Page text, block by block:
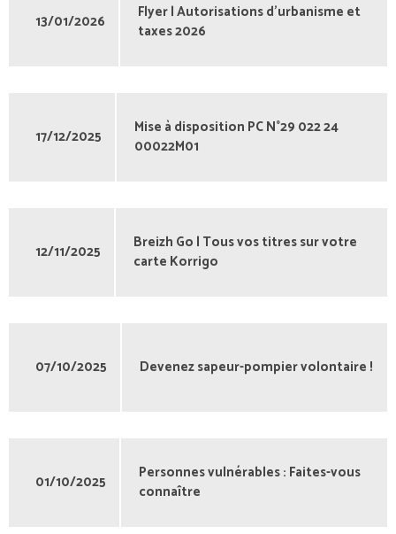
13/01/2026
Flyer | Autorisations d'urbanisme et
taxes 2026
17/12/2025
Mise à disposition PC N°29 022 24
00022M01
12/11/2025
Breizh Go | Tous vos titres sur votre
carte Korrigo
07/10/2025 Devenez sapeur-pompier volontaire !
01/10/2025
Personnes vulnérables : Faites-vous
connaître